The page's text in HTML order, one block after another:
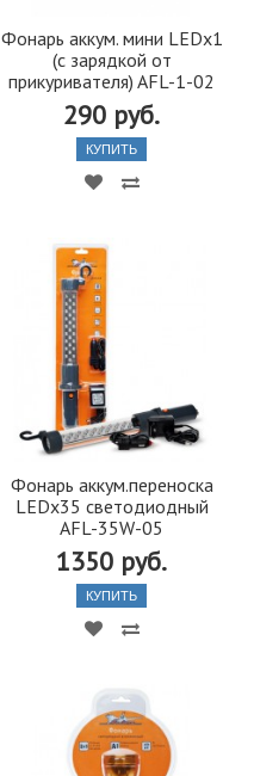
Фонарь аккум. мини LEDx1
(с зарядкой от
прикуривателя) AFL-1-02
290 руб.
КУПИТЬ
Фонарь аккум.переноска
LEDx35 светодиодный
AFL-35W-05
1350 руб.
КУПИТЬ